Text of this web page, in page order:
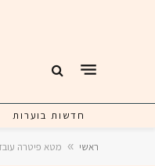
חדשות בוערות
ראשי » מטא פיטרה